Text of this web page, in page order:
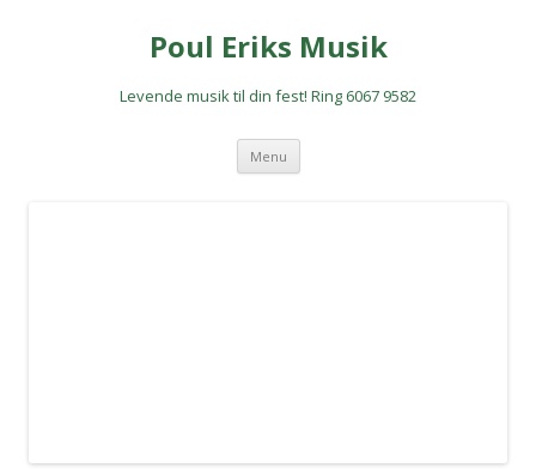
Poul Eriks Musik
Levende musik til din fest! Ring 6067 9582
Menu Hop
indhold